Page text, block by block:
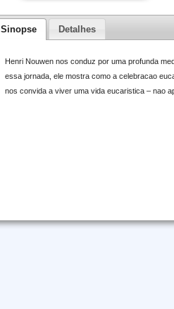
Sinopse Detalhes
Henri Nouwen nos conduz por uma profunda
essa jornada, ele mostra como a celebracao
nos convida a viver uma vida eucaristica – nao